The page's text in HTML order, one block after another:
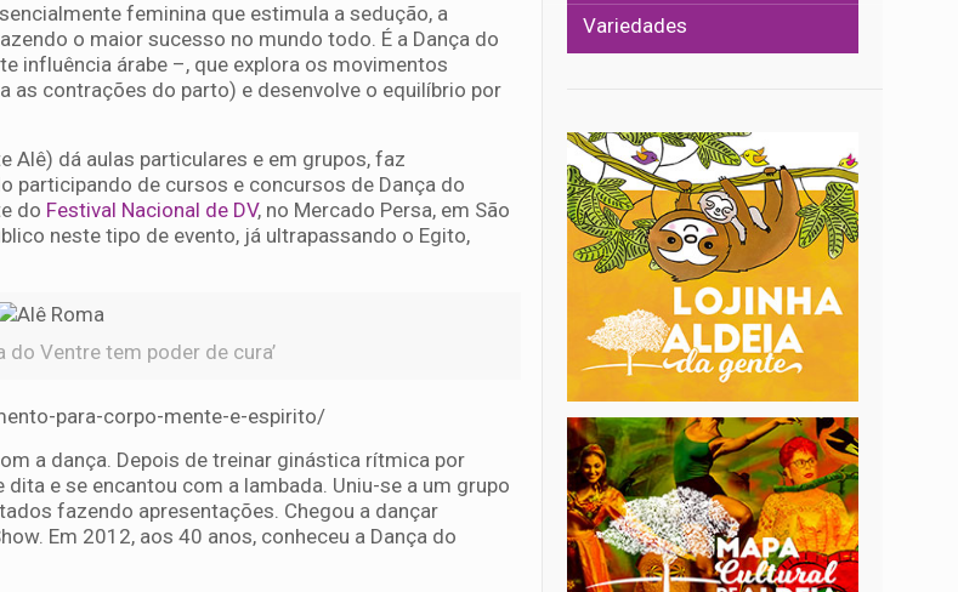
feminina que estimula a sedução, a
o maior sucesso no mundo todo. É a Dança do
influência árabe –, que explora os movimentos
as contrações do parto) e desenvolve o equilíbrio por
Alê) dá aulas particulares e em grupos, faz
participando de cursos e concursos de Dança do
do Festival Nacional de DV, no Mercado Persa, em São
neste tipo de evento, já ultrapassando o Egito,
do Ventre tem poder de cura’
para-corpo-mente-e-espirito/
a dança. Depois de treinar ginástica rítmica por
e se encantou com a lambada. Uniu-se a um grupo
fazendo apresentações. Chegou a dançar
Em 2012, aos 40 anos, conheceu a Dança do
Variedades